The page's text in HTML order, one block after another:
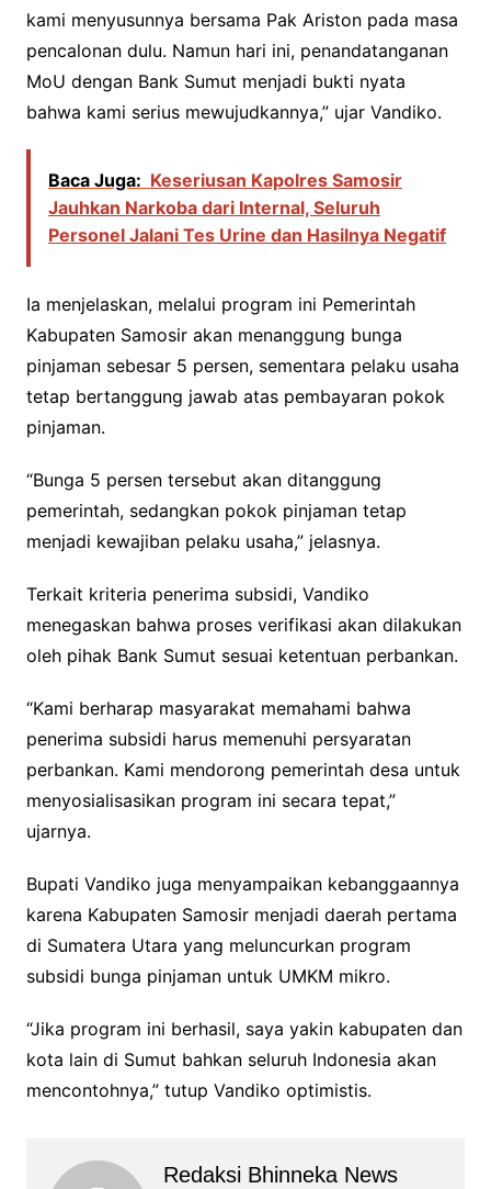
kami menyusunnya bersama Pak Ariston pada masa
pencalonan dulu. Namun hari ini, penandatanganan
MoU dengan Bank Sumut menjadi bukti nyata
bahwa kami serius mewujudkannya,” ujar Vandiko.
Baca Juga: Keseriusan Kapolres Samosir
Jauhkan Narkoba dari Internal, Seluruh
Personel Jalani Tes Urine dan Hasilnya Negatif
Ia menjelaskan, melalui program ini Pemerintah
Kabupaten Samosir akan menanggung bunga
pinjaman sebesar 5 persen, sementara pelaku usaha
tetap bertanggung jawab atas pembayaran pokok
pinjaman.
“Bunga 5 persen tersebut akan ditanggung
pemerintah, sedangkan pokok pinjaman tetap
menjadi kewajiban pelaku usaha,” jelasnya.
Terkait kriteria penerima subsidi, Vandiko
menegaskan bahwa proses verifikasi akan dilakukan
oleh pihak Bank Sumut sesuai ketentuan perbankan.
“Kami berharap masyarakat memahami bahwa
penerima subsidi harus memenuhi persyaratan
perbankan. Kami mendorong pemerintah desa untuk
menyosialisasikan program ini secara tepat,”
ujarnya.
Bupati Vandiko juga menyampaikan kebanggaannya
karena Kabupaten Samosir menjadi daerah pertama
di Sumatera Utara yang meluncurkan program
subsidi bunga pinjaman untuk UMKM mikro.
“Jika program ini berhasil, saya yakin kabupaten dan
kota lain di Sumut bahkan seluruh Indonesia akan
mencontohnya,” tutup Vandiko optimistis.
Redaksi Bhinneka News